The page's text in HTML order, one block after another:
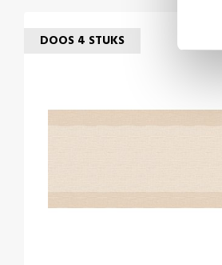
DOOS 4 STUKS